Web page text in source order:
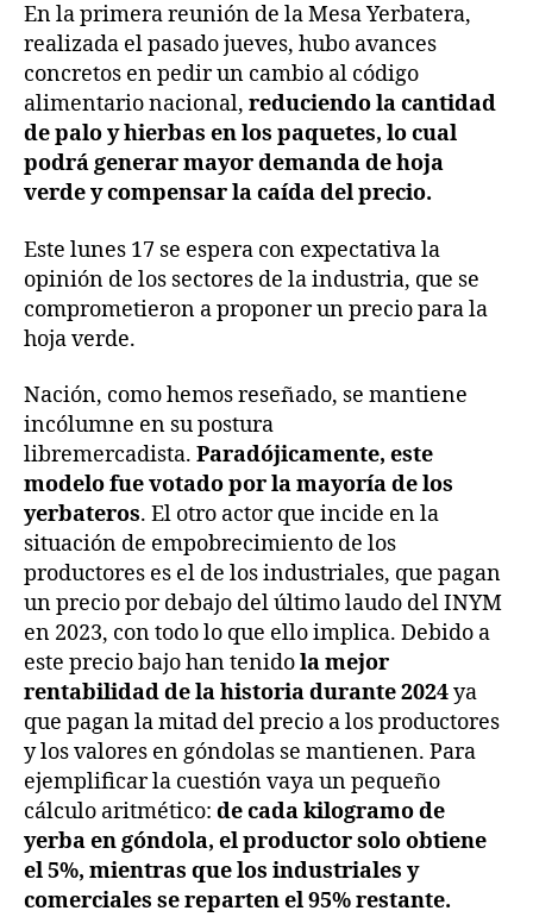
En la primera reunión de la Mesa Yerbatera,
realizada el pasado jueves, hubo avances
concretos en pedir un cambio al código
alimentario nacional, reduciendo la cantidad
de palo y hierbas en los paquetes, lo cual
podrá generar mayor demanda de hoja
verde y compensar la caída del precio.
Este lunes 17 se espera con expectativa la
opinión de los sectores de la industria, que se
comprometieron a proponer un precio para la
hoja verde.
Nación, como hemos reseñado, se mantiene
incólumne en su postura
libremercadista. Paradójicamente, este
modelo fue votado por la mayoría de los
yerbateros. El otro actor que incide en la
situación de empobrecimiento de los
productores es el de los industriales, que pagan
un precio por debajo del último laudo del INYM
en 2023, con todo lo que ello implica. Debido a
este precio bajo han tenidola mejor
rentabilidad de la historia durante 2024ya
que pagan la mitad del precio a los productores
y los valores en góndolas se mantienen. Para
ejemplificar la cuestión vaya un pequeño
cálculo aritmético: de cada kilogramo de
yerba en góndola, el productor solo obtiene
el 5%, mientras que los industriales y
comerciales se reparten el 95% restante.